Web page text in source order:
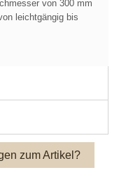
von 300 mm
leichtgängig bis
zum Artikel?